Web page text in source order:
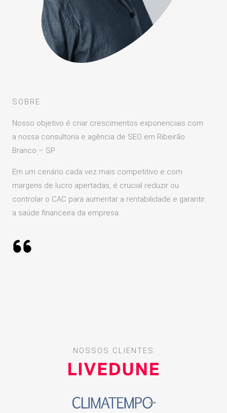
SOBRE
Nosso objetivo é criar crescimentos exponenciais com
a nossa consultoria e agência de SEO em Ribeirão
Branco – SP
Em um cenário cada vez mais competitivo e com
margens de lucro apertadas, é crucial reduzir ou
controlar o CAC para aumentar a rentabilidade e garantir
a saúde financeira da empresa.
NOSSOS CLIENTES